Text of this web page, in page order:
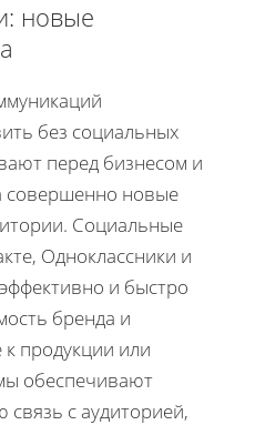
новые
без социальных
перед бизнесом и
совершенно новые
Социальные
Одноклассники и
и быстро
бренда и
продукции или
обеспечивают
с аудиторией,